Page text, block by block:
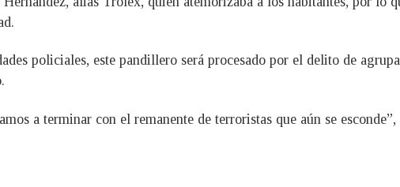
policiales, este pandillero será procesado por el delito de
a terminar con el remanente de terroristas que aún se